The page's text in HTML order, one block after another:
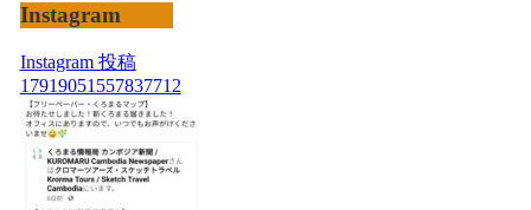
Instagram
Instagram 投稿
17919051557837712